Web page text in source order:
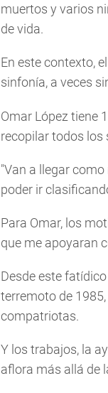
muertos y varios
de vida.
En este contexto,
sinfonía, a veces
Omar López tiene
recopilar todos los
"Van a llegar
poder ir
Para Omar, los
que me apoyaran
Desde este
terremoto de
compatriotas.
Y los trabajos, la
aflora más allá de